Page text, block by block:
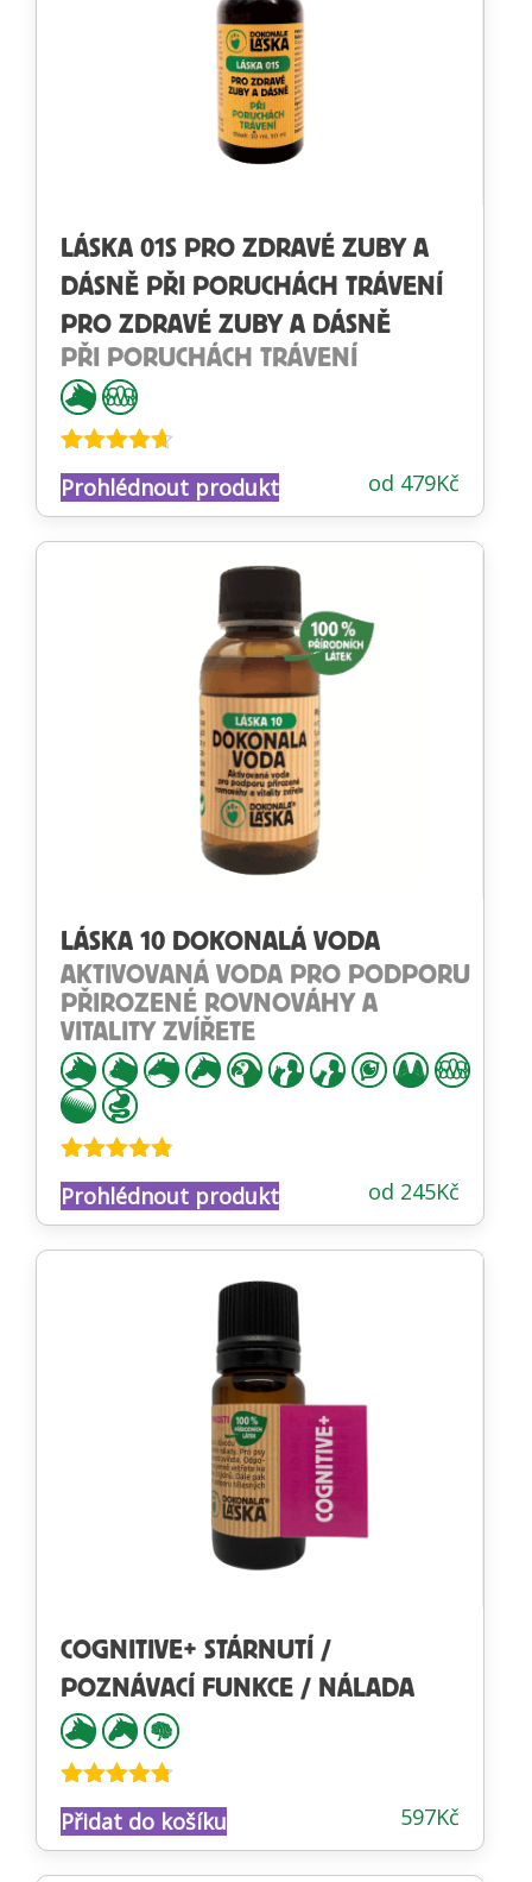
LÁSKA 01S PRO ZDRAVÉ ZUBY A
DÁSNĚ PŘI PORUCHÁCH TRÁVENÍ
PRO ZDRAVÉ ZUBY A DÁSNĚ
PŘI PORUCHÁCH TRÁVENÍ
Hodnocení
4.57 z 5 od 479Kč
Prohlédnout produkt
LÁSKA 10 DOKONALÁ VODA
AKTIVOVANÁ VODA PRO PODPORU
PŘIROZENÉ ROVNOVÁHY A
VITALITY ZVÍŘETE
Hodnocení
4.71z 5 od 245Kč
Prohlédnout produkt
COGNITIVE+ STÁRNUTÍ /
POZNÁVACÍ FUNKCE / NÁLADA
Hodnocení
4.66z 5 597Kč
Přidat do košíku